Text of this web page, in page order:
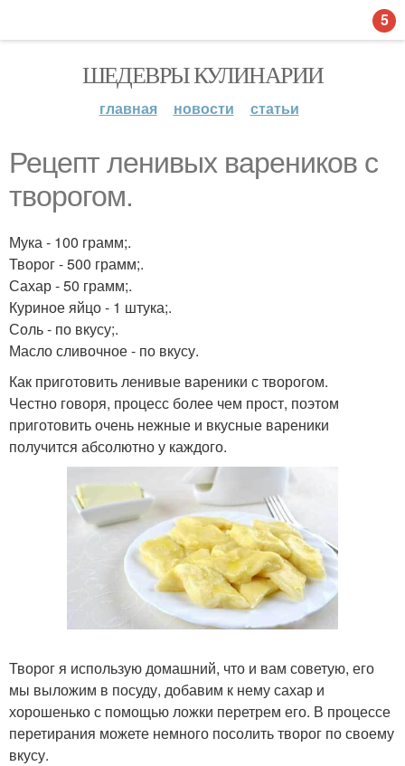
ШЕДЕВРЫ КУЛИНАРИИ
главная новости статьи
Рецепт ленивых вареников с
творогом.
Мука - 100 грамм;.
Творог - 500 грамм;.
Сахар - 50 грамм;.
Куриное яйцо - 1 штука;.
Соль - по вкусу;.
Масло сливочное - по вкусу.
Как приготовить ленивые вареники с творогом.
Честно говоря, процесс более чем прост, поэтом
приготовить очень нежные и вкусные вареники
получится абсолютно у каждого.
Творог я использую домашний, что и вам советую, его
мы выложим в посуду, добавим к нему сахар и
хорошенько с помощью ложки перетрем его. В процессе
перетирания можете немного посолить творог по своему
вкусу.
5